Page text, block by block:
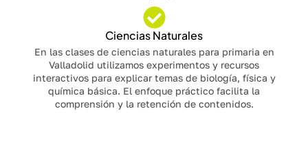
Ciencias Naturales
En las clases de ciencias naturales para primaria en
Valladolid utilizamos experimentos y recursos
interactivos para explicar temas de biología, física y
química básica. El enfoque práctico facilita la
comprensión y la retención de contenidos.